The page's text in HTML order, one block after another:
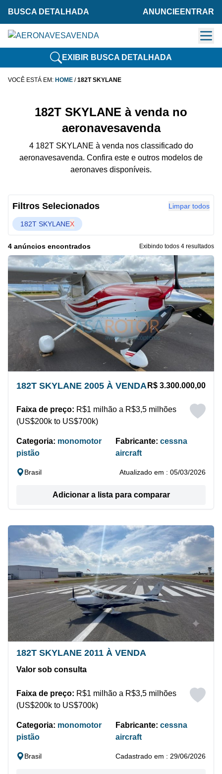
BUSCA DETALHADA ANUNCIE ENTRAR
EXIBIR BUSCA DETALHADA
VOCÊ ESTÁ EM: HOME /182T SKYLANE
182T SKYLANE à venda no
aeronavesavenda
4 182T SKYLANE à venda nos classificado do
aeronavesavenda. Confira este e outros modelos de
aeronaves disponíveis.
Filtros Selecionados Limpar todos
182T SKYLANEX
4 anúncios encontrados Exibindo todos 4 resultados
182T SKYLANE 2005 À VENDA R$ 3.300.000,00
Faixa de preço: R$1 milhão a R$3,5 milhões
(US$200k to US$700k)
Categoria: monomotor
pistão
Fabricante:cessna
aircraft
Brasil Atualizado em : 05/03/2026
Adicionar a lista para comparar
182T SKYLANE 2011 À VENDA
Valor sob consulta
Faixa de preço: R$1 milhão a R$3,5 milhões
(US$200k to US$700k)
Categoria: monomotor
pistão
Fabricante:cessna
aircraft
Brasil Cadastrado em : 29/06/2026